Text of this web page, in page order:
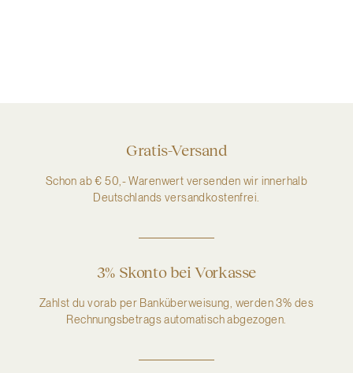
Gratis-Versand
Schon ab € 50,- Warenwert versenden wir innerhalb
Deutschlands versandkostenfrei.
3% Skonto bei Vorkasse
Zahlst du vorab per Banküberweisung, werden 3% des
Rechnungsbetrags automatisch abgezogen.